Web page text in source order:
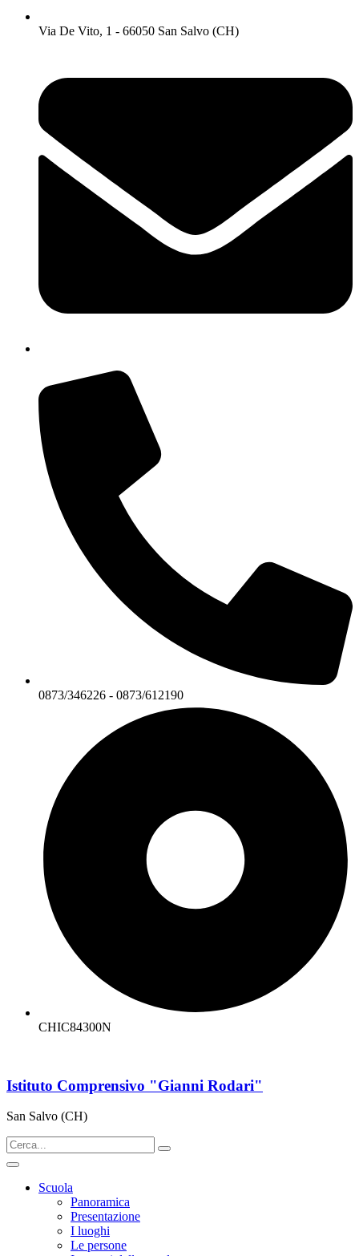
Via De Vito, 1 - 66050 San Salvo (CH)
0873/346226 - 0873/612190
CHIC84300N
Istituto Comprensivo "Gianni Rodari"
San Salvo (CH)
Scuola
Panoramica
Presentazione
I luoghi
Le persone